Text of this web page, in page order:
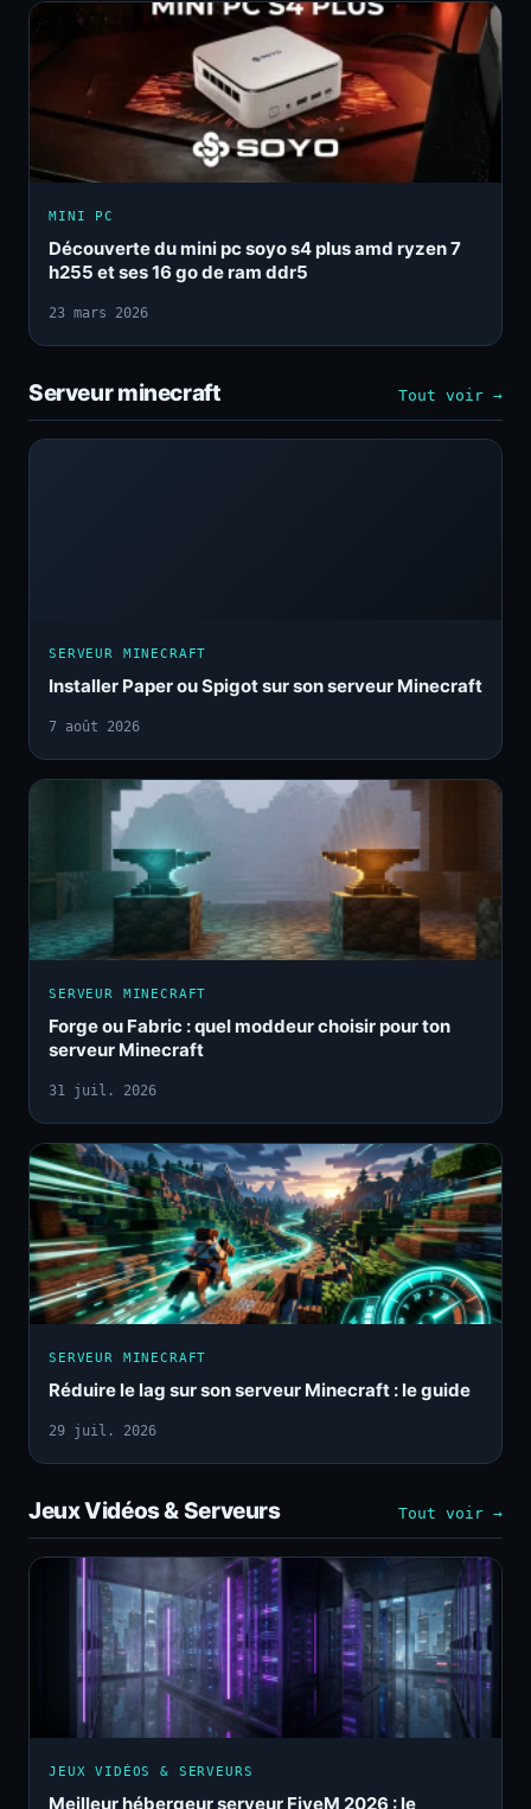
MINI PC
Découverte du mini pc soyo s4 plus amd ryzen 7
h255 et ses 16 go de ram ddr5
23 mars 2026
Serveur minecraft Tout voir →
SERVEUR MINECRAFT
Installer Paper ou Spigot sur son serveur Minecraft
7 août 2026
SERVEUR MINECRAFT
Forge ou Fabric : quel moddeur choisir pour ton
serveur Minecraft
31 juil. 2026
SERVEUR MINECRAFT
Réduire le lag sur son serveur Minecraft : le guide
29 juil. 2026
Jeux Vidéos & Serveurs Tout voir →
JEUX VIDÉOS & SERVEURS
Meilleur hébergeur serveur FiveM 2026 : le